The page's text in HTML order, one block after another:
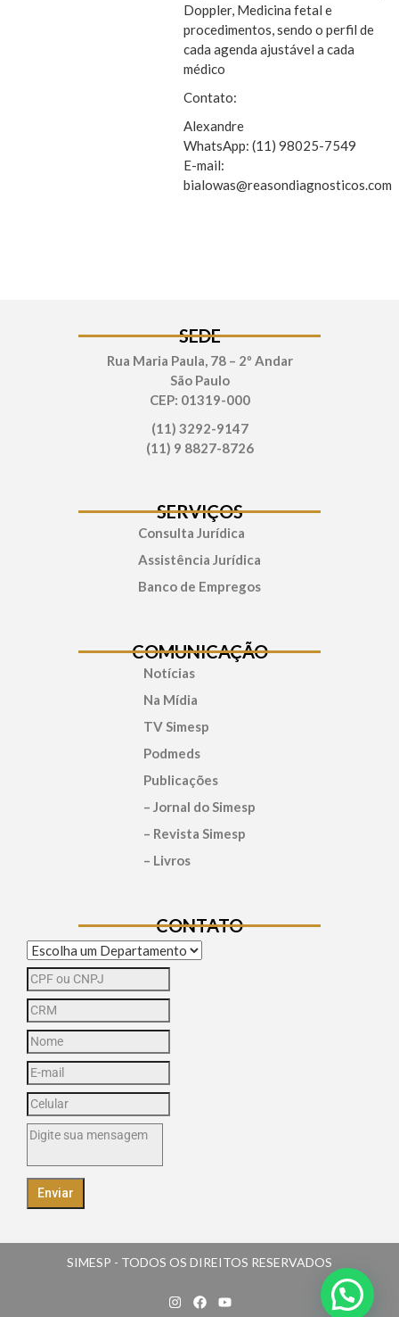
Doppler, Medicina fetal e
procedimentos, sendo o perfil de
cada agenda ajustável a cada
médico
Contato:
Alexandre
WhatsApp: (11) 98025-7549
E-mail:
bialowas@reasondiagnosticos.com
SEDE
Rua Maria Paula, 78 – 2º Andar
São Paulo
CEP: 01319-000
(11) 3292-9147
(11) 9 8827-8726
SERVIÇOS
Consulta Jurídica
Assistência Jurídica
Banco de Empregos
COMUNICAÇÃO
Notícias
Na Mídia
TV Simesp
Podmeds
Publicações
– Jornal do Simesp
– Revista Simesp
– Livros
CONTATO
Enviar
SIMESP - TODOS OS DIREITOS RESERVADOS